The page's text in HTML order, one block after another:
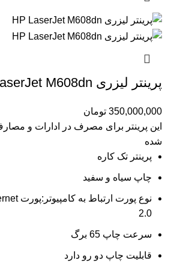
پرینتر لیزری HP LaserJet M608dn
350,000,000 تومان
این پرینتر برای مصرف در ادارات و
شده
پرینتر تک کاره
چاپ سیاه و سفید
2.0
سرعت چاپ 65 برگ
قابلیت چاپ دو رو دارد